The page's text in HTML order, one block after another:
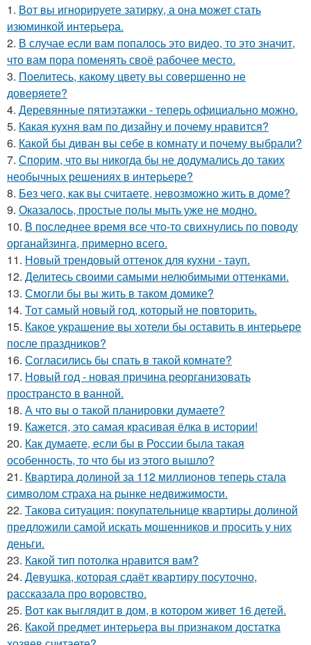
1. Вот вы игнорируете затирку, а она может стать
изюминкой интерьера.
2. В случае если вам попалось это видео, то это значит,
что вам пора поменять своё рабочее место.
3. Поелитесь, какому цвету вы совершенно не
доверяете?
4. Деревянные пятиэтажки - теперь официально можно.
5. Какая кухня вам по дизайну и почему нравится?
6. Какой бы диван вы себе в комнату и почему выбрали?
7. Спорим, что вы никогда бы не додумались до таких
необычных решениях в интерьере?
8. Без чего, как вы считаете, невозможно жить в доме?
9. Оказалось, простые полы мыть уже не модно.
10. В последнее время все что-то свихнулись по поводу
органайзинга, примерно всего.
11. Новый трендовый оттенок для кухни - тауп.
12. Делитесь своими самыми нелюбимыми оттенками.
13. Смогли бы вы жить в таком домике?
14. Тот самый новый год, который не повторить.
15. Какое украшение вы хотели бы оставить в интерьере
после праздников?
16. Согласились бы спать в такой комнате?
17. Новый год - новая причина реорганизовать
пространсто в ванной.
18. А что вы о такой планировки думаете?
19. Кажется, это самая красивая ёлка в истории!
20. Как думаете, если бы в России была такая
особенность, то что бы из этого вышло?
21. Квартира долиной за 112 миллионов теперь стала
символом страха на рынке недвижимости.
22. Такова ситуация: покупательнице квартиры долиной
предложили самой искать мошенников и просить у них
деньги.
23. Какой тип потолка нравится вам?
24. Девушка, которая сдаёт квартиру посуточно,
рассказала про воровство.
25. Вот как выглядит в дом, в котором живет 16 детей.
26. Какой предмет интерьера вы признаком достатка